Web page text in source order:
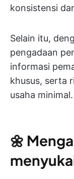
konsistensi
Selain itu,
pengadaan
informasi
khusus, serta
usaha minimal.
🌼